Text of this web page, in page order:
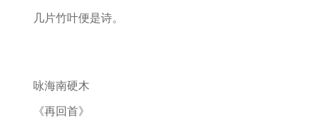
几片竹叶便是诗。
咏海南硬木
《再回首》